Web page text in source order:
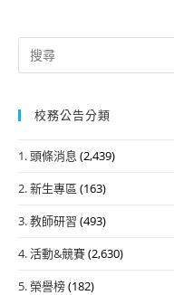
Search
for:
校務公告分類
1. 頭條消息 (2,439)
2. 新生專區 (163)
3. 教師研習 (493)
4. 活動&競賽(2,630)
5. 榮譽榜(182)